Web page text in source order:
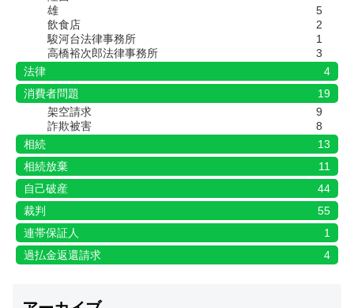
雄
5
飲食店
2
駿河台法律事務所
1
高橋裕次郎法律事務所
3
法律
4
消費者問題
19
架空請求
9
詐欺被害
8
相続
13
相続放棄
11
自己破産
44
裁判
55
連帯保証人
1
過払金返還請求
4